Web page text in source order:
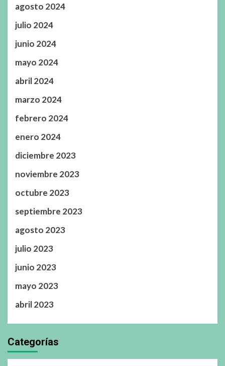
agosto 2024
julio 2024
junio 2024
mayo 2024
abril 2024
marzo 2024
febrero 2024
enero 2024
diciembre 2023
noviembre 2023
octubre 2023
septiembre 2023
agosto 2023
julio 2023
junio 2023
mayo 2023
abril 2023
Categorías